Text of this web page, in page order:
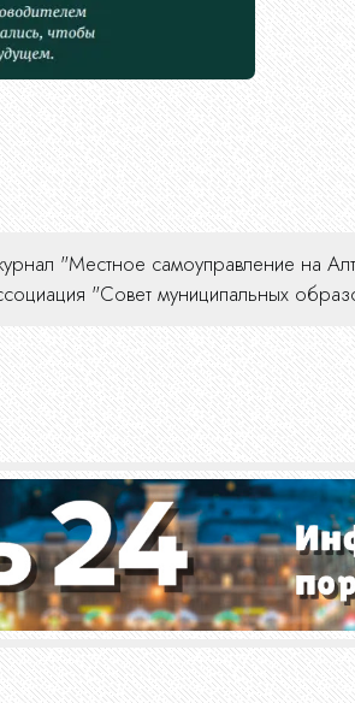
"Местное самоуправление на
"Совет муниципальных